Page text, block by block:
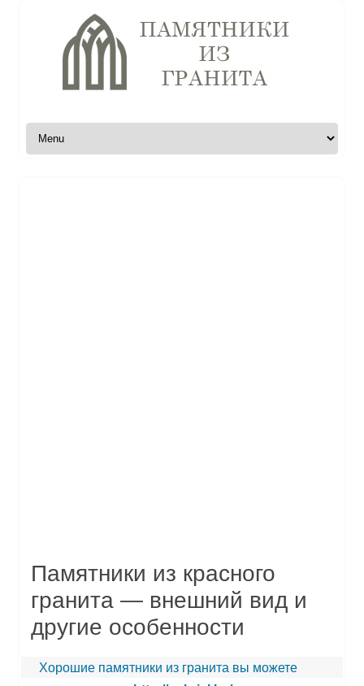
Skip to content
Памятники из красного
гранита — внешний вид и
другие особенности
Хорошие памятники из гранита вы можете